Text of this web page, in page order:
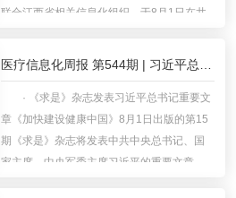
联合江西省相关信息化组织，于8月1日在井
讨会”。来自全国的医疗信息化同仁齐聚一
· 《求是》杂志发表习近平总书记重要文
章《加快建设健康中国》8月1日出版的第15
期《求是》杂志将发表中共中央总书记、国
家主席、中央军委主席习近平的重要文章